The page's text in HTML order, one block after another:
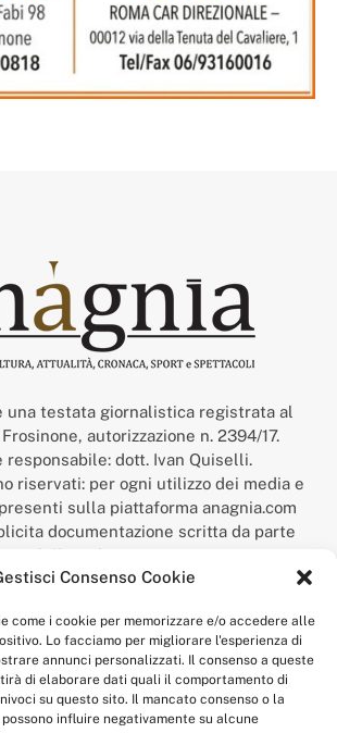
Consenso Cookie
come i cookie per memorizzare e/o accedere alle
Lo facciamo per migliorare l'esperienza di
annunci personalizzati. Il consenso a queste
di elaborare dati quali il comportamento di
su questo sito. Il mancato consenso o la
influire negativamente su alcune
una testata giornalistica registrata al
autorizzazione n. 2394/17.
responsabile: dott. Ivan Quiselli.
riservati: per ogni utilizzo dei media e
sulla piattaforma anagnia.com
documentazione scritta da parte
della redazione.
registrato presso l’Ufficio Italiano
Economico,
302017000014044 del 9 febbraio 2017.
redazione@anagnia.com